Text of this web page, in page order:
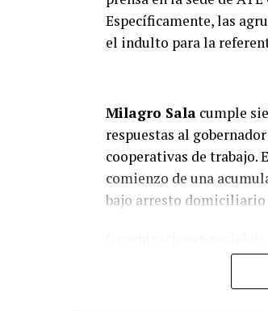
Específicamente, las
el indulto para la
Milagro Sala cumple
respuestas al gobernador
cooperativas de
comienzo de una
bajo arresto domiciliario
prensa en la sede de